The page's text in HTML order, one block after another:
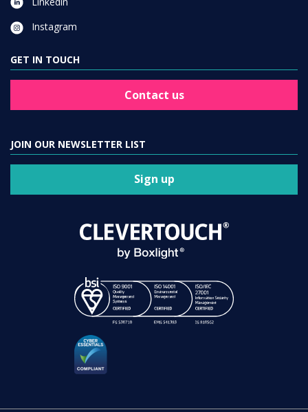
Instagram
GET IN TOUCH
Contact us
JOIN OUR NEWSLETTER LIST
Sign up